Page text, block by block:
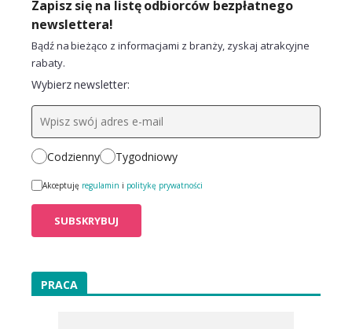
Zapisz się na listę odbiorców bezpłatnego
newslettera!
Bądź na bieżąco z informacjami z branży, zyskaj atrakcyjne
rabaty.
Wybierz newsletter:
Codzienny Tygodniowy
Akceptuję regulamin i politykę prywatności
PRACA